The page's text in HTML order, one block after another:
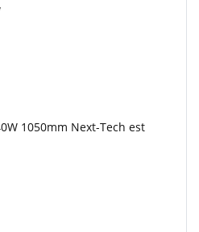
1050mm Next-Tech est